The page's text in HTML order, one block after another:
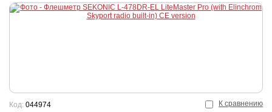
К сравнению
Код: 044974